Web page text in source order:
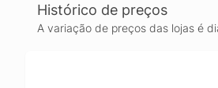
Histórico de preços
A variação de preços das lojas é